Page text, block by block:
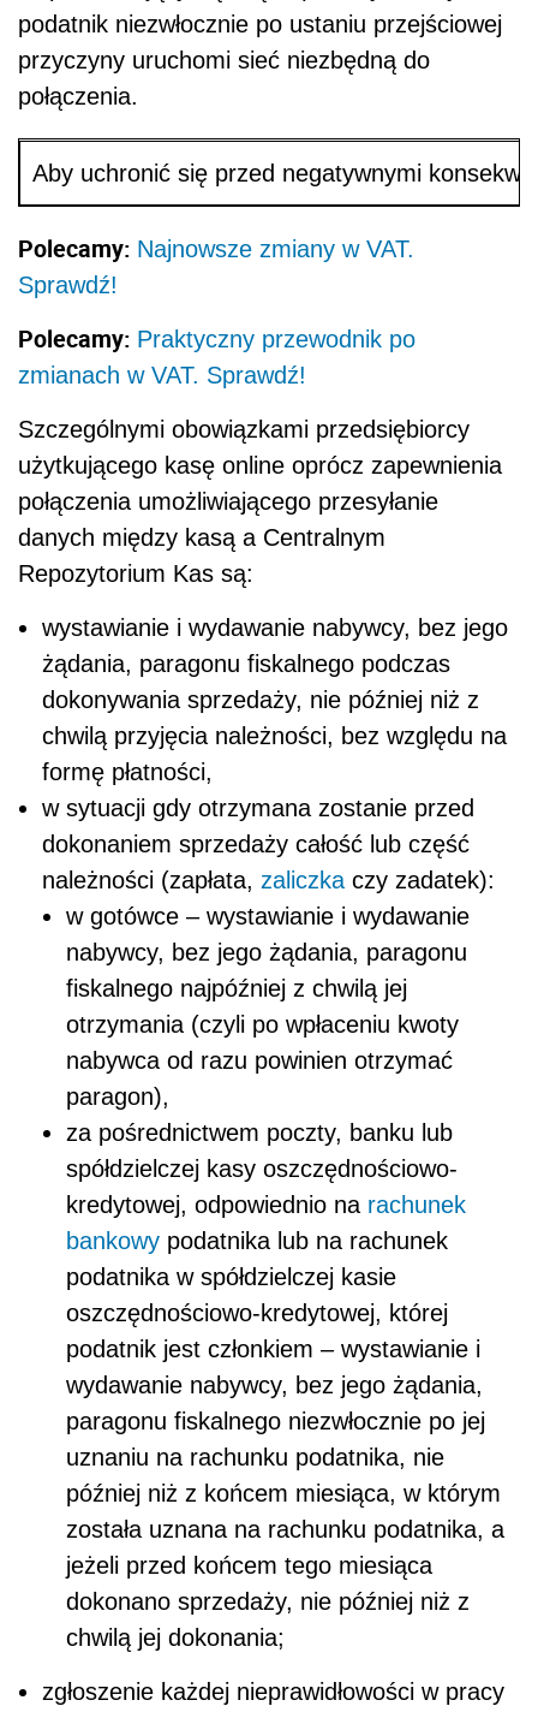
podatnik niezwłocznie po ustaniu przejściowej
przyczyny uruchomi sieć niezbędną do
połączenia.
Aby uchronić się przed negatywnymi
Polecamy: Najnowsze zmiany w VAT.
Sprawdź!
Polecamy: Praktyczny przewodnik po
zmianach w VAT. Sprawdź!
Szczególnymi obowiązkami przedsiębiorcy
użytkującego kasę online oprócz zapewnienia
połączenia umożliwiającego przesyłanie
danych między kasą a Centralnym
Repozytorium Kas są:
wystawianie i wydawanie nabywcy, bez jego
żądania, paragonu fiskalnego podczas
dokonywania sprzedaży, nie później niż z
chwilą przyjęcia należności, bez względu na
formę płatności,
w sytuacji gdy otrzymana zostanie przed
dokonaniem sprzedaży całość lub część
należności (zapłata, zaliczka czy zadatek):
w gotówce – wystawianie i wydawanie
nabywcy, bez jego żądania, paragonu
fiskalnego najpóźniej z chwilą jej
otrzymania (czyli po wpłaceniu kwoty
nabywca od razu powinien otrzymać
paragon),
za pośrednictwem poczty, banku lub
spółdzielczej kasy oszczędnościowo-
kredytowej, odpowiednio na rachunek
bankowy podatnika lub na rachunek
podatnika w spółdzielczej kasie
oszczędnościowo-kredytowej, której
podatnik jest członkiem – wystawianie i
wydawanie nabywcy, bez jego żądania,
paragonu fiskalnego niezwłocznie po jej
uznaniu na rachunku podatnika, nie
później niż z końcem miesiąca, w którym
została uznana na rachunku podatnika, a
jeżeli przed końcem tego miesiąca
dokonano sprzedaży, nie później niż z
chwilą jej dokonania;
zgłoszenie każdej nieprawidłowości w pracy